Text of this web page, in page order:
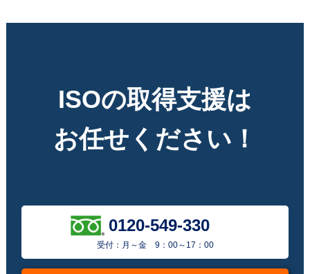
ISOの取得支援は
お任せください！
0120-549-330
受付：月～金 9：00～17：00